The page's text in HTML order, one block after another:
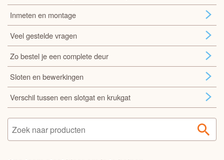
Inmeten en montage
Veel gestelde vragen
Zo bestel je een complete deur
Sloten en bewerkingen
Verschil tussen een slotgat en krukgat